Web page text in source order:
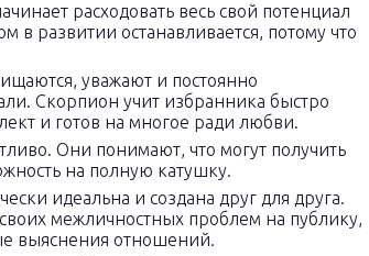
расходовать весь свой потенциал
развитии останавливается, потому что
уважают и постоянно
Скорпион учит избранника быстро
и готов на многое ради любви.
Они понимают, что могут получить
на полную катушку.
идеальна и создана друг для друга.
межличностных проблем на публику,
выяснения отношений.